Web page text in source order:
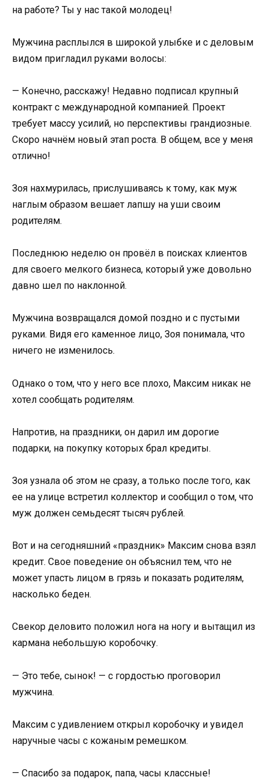
на работе? Ты у нас такой молодец!
Мужчина расплылся в широкой улыбке и с деловым
видом пригладил руками волосы:
— Конечно, расскажу! Недавно подписал крупный
контракт с международной компанией. Проект
требует массу усилий, но перспективы грандиозные.
Скоро начнём новый этап роста. В общем, все у меня
отлично!
Зоя нахмурилась, прислушиваясь к тому, как муж
наглым образом вешает лапшу на уши своим
родителям.
Последнюю неделю он провёл в поисках клиентов
для своего мелкого бизнеса, который уже довольно
давно шел по наклонной.
Мужчина возвращался домой поздно и с пустыми
руками. Видя его каменное лицо, Зоя понимала, что
ничего не изменилось.
Однако о том, что у него все плохо, Максим никак не
хотел сообщать родителям.
Напротив, на праздники, он дарил им дорогие
подарки, на покупку которых брал кредиты.
Зоя узнала об этом не сразу, а только после того, как
ее на улице встретил коллектор и сообщил о том, что
муж должен семьдесят тысяч рублей.
Вот и на сегодняшний «праздник» Максим снова взял
кредит. Свое поведение он объяснил тем, что не
может упасть лицом в грязь и показать родителям,
насколько беден.
Свекор деловито положил нога на ногу и вытащил из
кармана небольшую коробочку.
— Это тебе, сынок! — с гордостью проговорил
мужчина.
Максим с удивлением открыл коробочку и увидел
наручные часы с кожаным ремешком.
— Спасибо за подарок, папа, часы классные!